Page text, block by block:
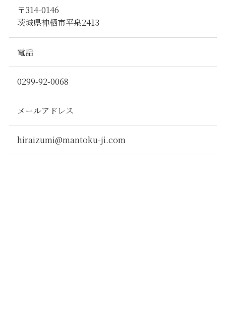
〒314-0146
茨城県神栖市平泉2413
電話
0299-92-0068
メールアドレス
hiraizumi@mantoku-ji.com